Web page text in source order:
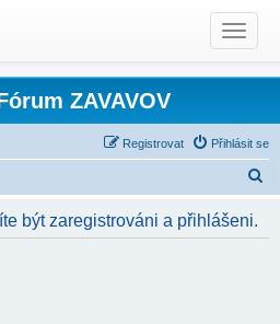
T
o
g
l
e
n
i
ZAVAVOV
Přihlásit se
Registrovat
být zaregistrováni a přihlášeni.